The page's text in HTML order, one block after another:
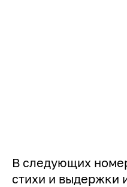
В следующих
стихи и выдержки